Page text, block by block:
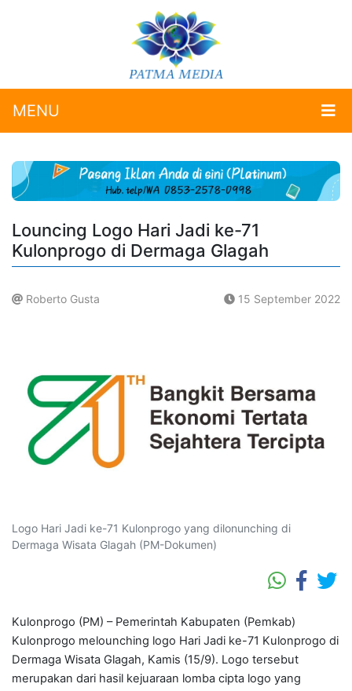
MENU
Louncing Logo Hari Jadi ke-71
Kulonprogo di Dermaga Glagah
Roberto Gusta 15 September 2022
Logo Hari Jadi ke-71 Kulonprogo yang dilonunching di
Dermaga Wisata Glagah (PM-Dokumen)
Kulonprogo (PM) – Pemerintah Kabupaten (Pemkab)
Kulonprogo melounching logo Hari Jadi ke-71 Kulonprogo di
Dermaga Wisata Glagah, Kamis (15/9). Logo tersebut
merupakan dari hasil kejuaraan lomba cipta logo yang